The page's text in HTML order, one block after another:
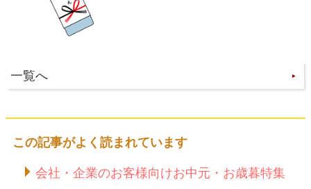
一覧へ
この記事がよく読まれています
会社・企業のお客様向けお中元・お歳暮特集